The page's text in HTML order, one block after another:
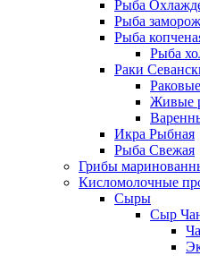
Рыба
Рыба
Рыба
Рыба
Раки
Живые
Икра Рыбная
Рыба Свежая
Грибы
Кисломолочные
Сыры
Сыр